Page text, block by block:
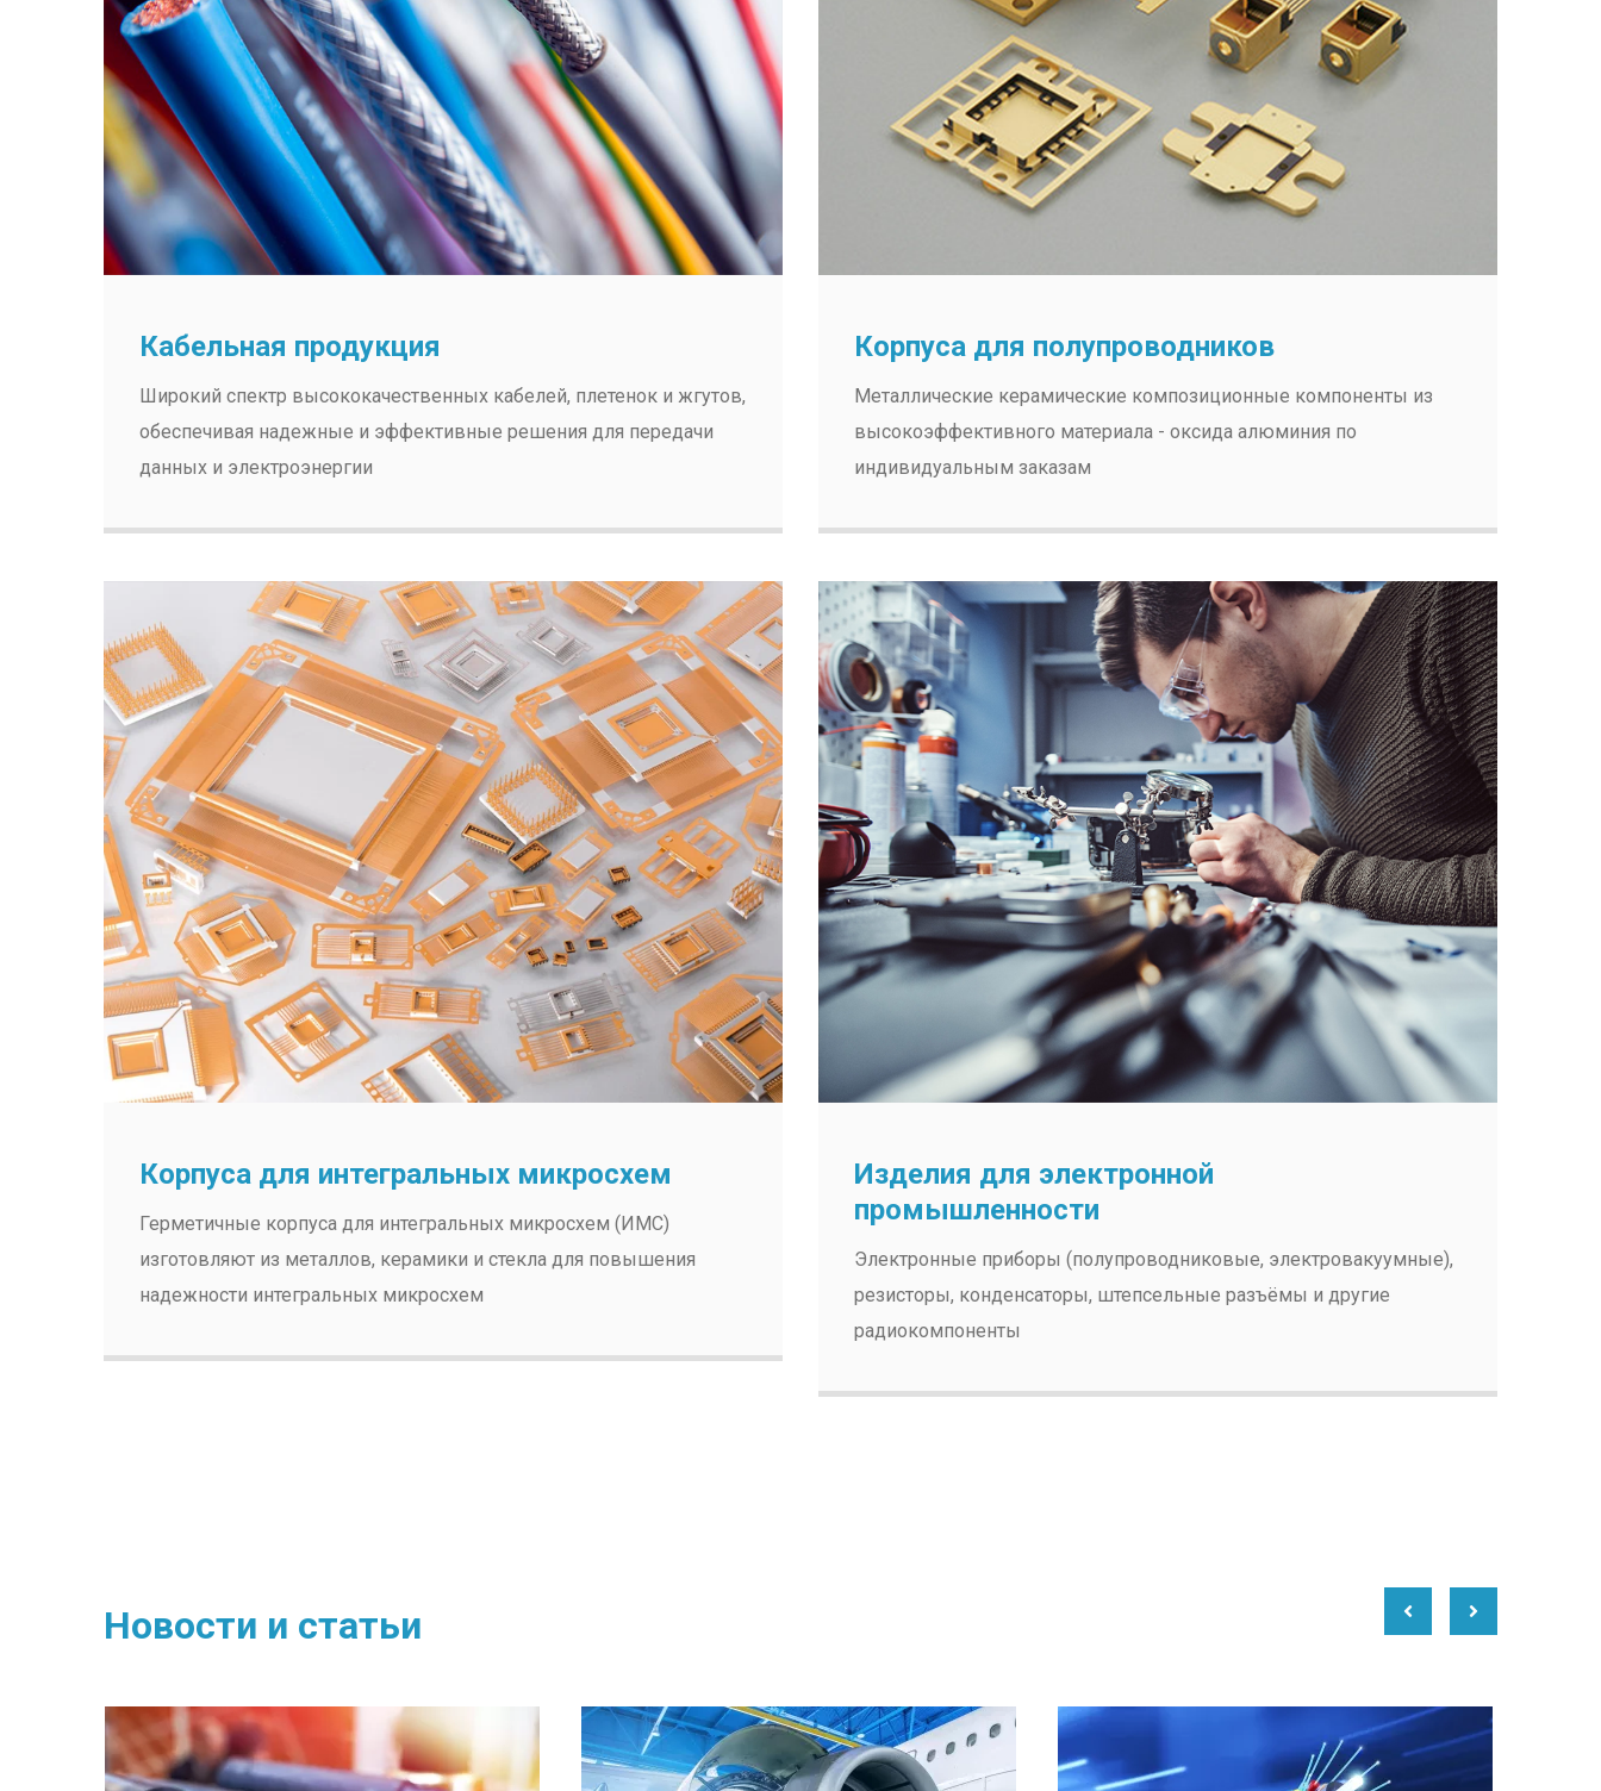
Кабельная продукция
Широкий спектр высококачественных кабелей, плетенок и жгутов,
обеспечивая надежные и эффективные решения для передачи
данных и электроэнергии
Корпуса для полупроводников
Металлические керамические композиционные компоненты из
высокоэффективного материала - оксида алюминия по
индивидуальным заказам
Корпуса для интегральных микросхем
Герметичные корпуса для интегральных микросхем (ИМС)
изготовляют из металлов, керамики и стекла для повышения
надежности интегральных микросхем
Изделия для электронной
промышленности
Электронные приборы (полупроводниковые, электровакуумные),
резисторы, конденсаторы, штепсельные разъёмы и другие
радиокомпоненты
Новости и статьи